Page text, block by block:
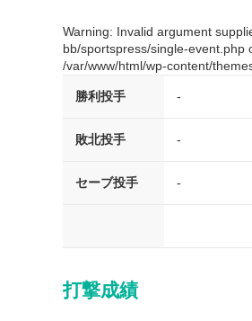
Warning: Invalid argument
bb/sportspress/single-event.php
/var/www/html/wp-content/
勝利投手 -
敗北投手 -
セーブ投手 -
打撃成績